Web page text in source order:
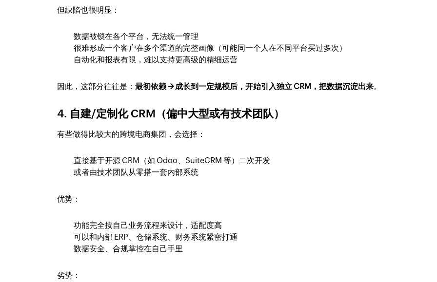
但缺陷也很明显：
数据被锁在各个平台，无法统一管理
很难形成一个客户在多个渠道的完整画像（可能同一个人在不同平台买过多次）
自动化和报表有限，难以支持更高级的精细运营
因此，这部分往往是：最初依赖 → 成长到一定规模后，开始引入独立 CRM，把数据沉淀出来。
4. 自建/定制化 CRM（偏中大型或有技术团队）
有些做得比较大的跨境电商集团，会选择：
直接基于开源 CRM（如 Odoo、SuiteCRM 等）二次开发
或者由技术团队从零搭一套内部系统
优势：
功能完全按自己业务流程来设计，适配度高
可以和内部 ERP、仓储系统、财务系统紧密打通
数据安全、合规掌控在自己手里
劣势：